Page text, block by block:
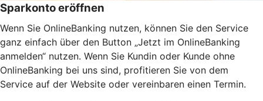
Sparkonto eröffnen
Wenn Sie OnlineBanking nutzen, können Sie den Service
ganz einfach über den Button „Jetzt im OnlineBanking
anmelden“ nutzen. Wenn Sie Kundin oder Kunde ohne
OnlineBanking bei uns sind, profitieren Sie von dem
Service auf der Website oder vereinbaren einen Termin.